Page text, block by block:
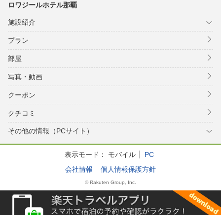
ロワジールホテル那覇
施設紹介
プラン
部屋
写真・動画
クーポン
クチコミ
その他の情報（PCサイト）
表示モード： モバイル
PC
会社情報
個人情報保護方針
© Rakuten Group, Inc.